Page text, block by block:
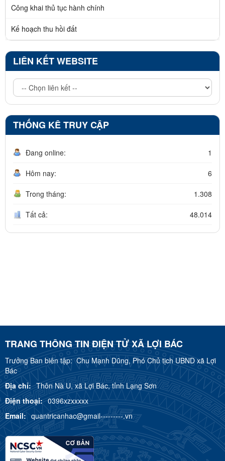
Công khai thủ tục hành chính
Kế hoạch thu hồi đất
LIÊN KẾT WEBSITE
THỐNG KÊ TRUY CẬP
Đang online: 1
Hôm nay: 6
Trong tháng: 1.308
Tất cả: 48.014
TRANG THÔNG TIN ĐIỆN TỬ XÃ LỢI BÁC
Trưởng Ban biên tập:Chu Mạnh Dũng, Phó Chủ tịch UBND xã Lợi
Bác
Địa chỉ: Thôn Nà U, xã Lợi Bác, tỉnh Lạng Sơn
Điện thoại: 0396xzxxxxx
Email: quantricanhac@gmail---------.vn